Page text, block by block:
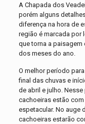
A Chapada dos
porém alguns
diferença na hora de
região é marcada por
que torna a
dos meses do ano.
O melhor período
final das chuvas e
de abril e julho.
cachoeiras estão
espetacular. No auge
cachoeiras estarão